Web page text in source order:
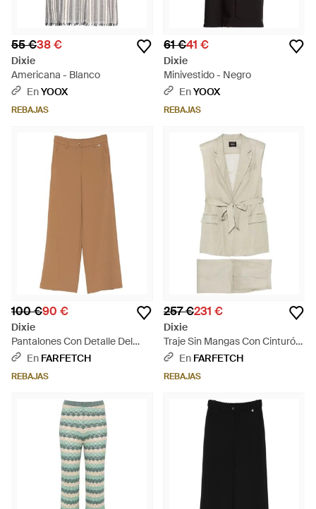
55 €38 €
Dixie
Americana - Blanco
EnYOOX
REBAJAS
61 €41 €
Dixie
Minivestido - Negro
EnYOOX
REBAJAS
100 €90 €
Dixie
Pantalones Con Detalle Del
Logo - Neutro
En FARFETCH
REBAJAS
257 €231 €
Dixie
Traje Sin Mangas Con Cinturón
- Blanco
En FARFETCH
REBAJAS